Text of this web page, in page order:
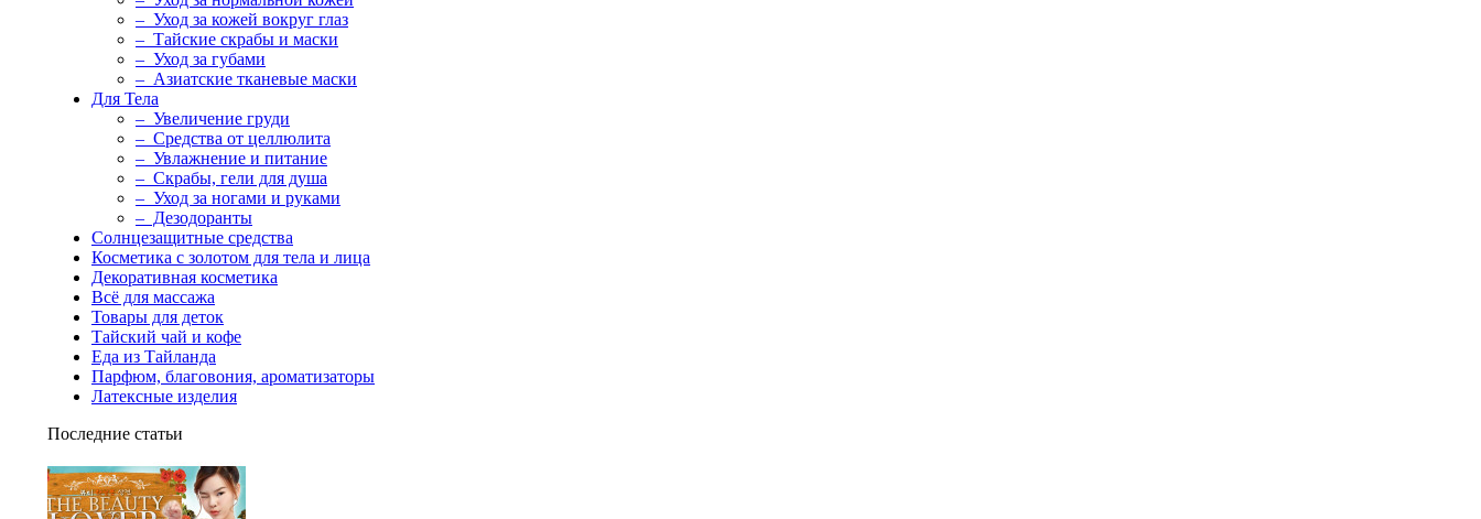
– Уход за кожей вокруг глаз
– Тайские скрабы и маски
– Уход за губами
– Азиатские тканевые маски
Для Тела
– Увеличение груди
– Средства от целлюлита
– Увлажнение и питание
– Скрабы, гели для душа
– Уход за ногами и руками
– Дезодоранты
Солнцезащитные средства
Косметика с золотом для тела и лица
Декоративная косметика
Всё для массажа
Товары для деток
Тайский чай и кофе
Еда из Тайланда
Парфюм, благовония, ароматизаторы
Латексные изделия
Последние статьи